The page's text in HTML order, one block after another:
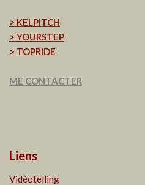
> KELPITCH
> YOURSTEP
> TOPRIDE
ME CONTACTER
Liens
Vidéotelling